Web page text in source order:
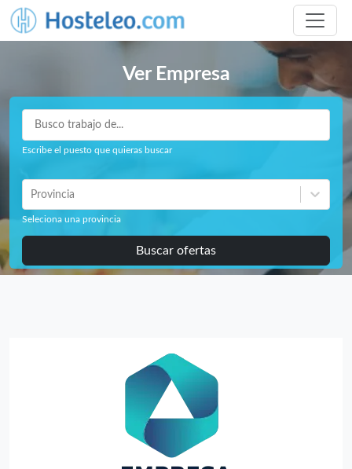
Ver Empresa
Escribe el puesto que quieras buscar
Provincia
Seleciona una provincia
Buscar ofertas